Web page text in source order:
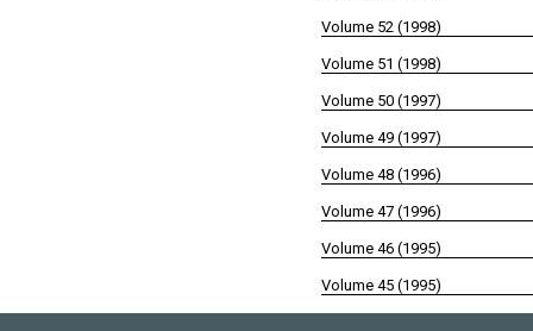
Volume 52 (1998)
Volume 51 (1998)
Volume 50 (1997)
Volume 49 (1997)
Volume 48 (1996)
Volume 47 (1996)
Volume 46 (1995)
Volume 45 (1995)